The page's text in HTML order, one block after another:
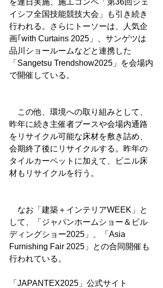
を連日実施、施工コンペ「第36回ジェ
イシフ全国技能競技大会」も引き続き
行われる。さらにトーソーは、人気企
画｢with Curtains 2025」、サンゲツは
品川ショールームなどと連携した
「Sangetsu Trendshow2025」を会場内
で開催している。
この他、環境への取り組みとして、
昨年に続き主催者ブースや会場内通路
をリサイクル可能な床材を敷き詰め、
会期終了後にリサイクルする。昨年の
タイルカーペットに加えて、ビニル床
材もリサイクルを行う。
なお「建築＋インテリアWEEK」と
して、「ジャパンホームショー＆ビル
ディングショー2025」、「Asia
Furnishing Fair 2025」との合同開催も
行われている。
「JAPANTEX2025」公式サイト